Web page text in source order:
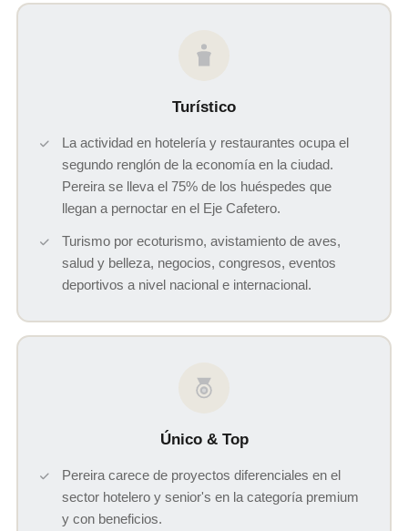
Turístico
La actividad en hotelería y restaurantes ocupa el
segundo renglón de la economía en la ciudad.
Pereira se lleva el 75% de los huéspedes que
llegan a pernoctar en el Eje Cafetero.
Turismo por ecoturismo, avistamiento de aves,
salud y belleza, negocios, congresos, eventos
deportivos a nivel nacional e internacional.
Único & Top
Pereira carece de proyectos diferenciales en el
sector hotelero y senior's en la categoría premium
y con beneficios.